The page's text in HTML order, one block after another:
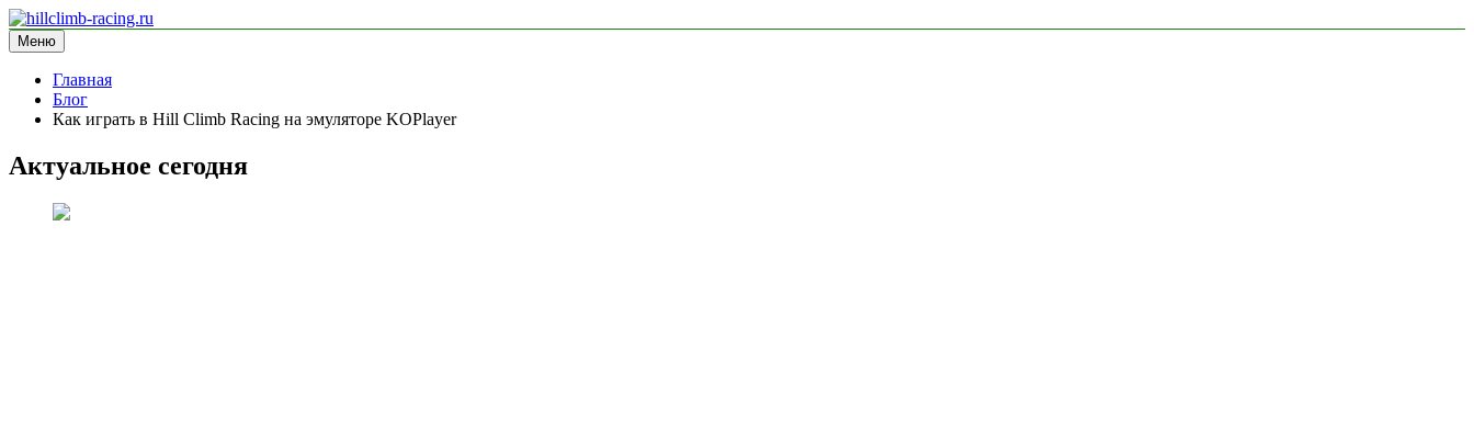
Перейти
к
содержимому
hillclimb-racing.ru
информационный сайт
Меню
Главная
Блог
Как играть в Hill Climb Racing на эмуляторе KOPlayer
Актуальное сегодня